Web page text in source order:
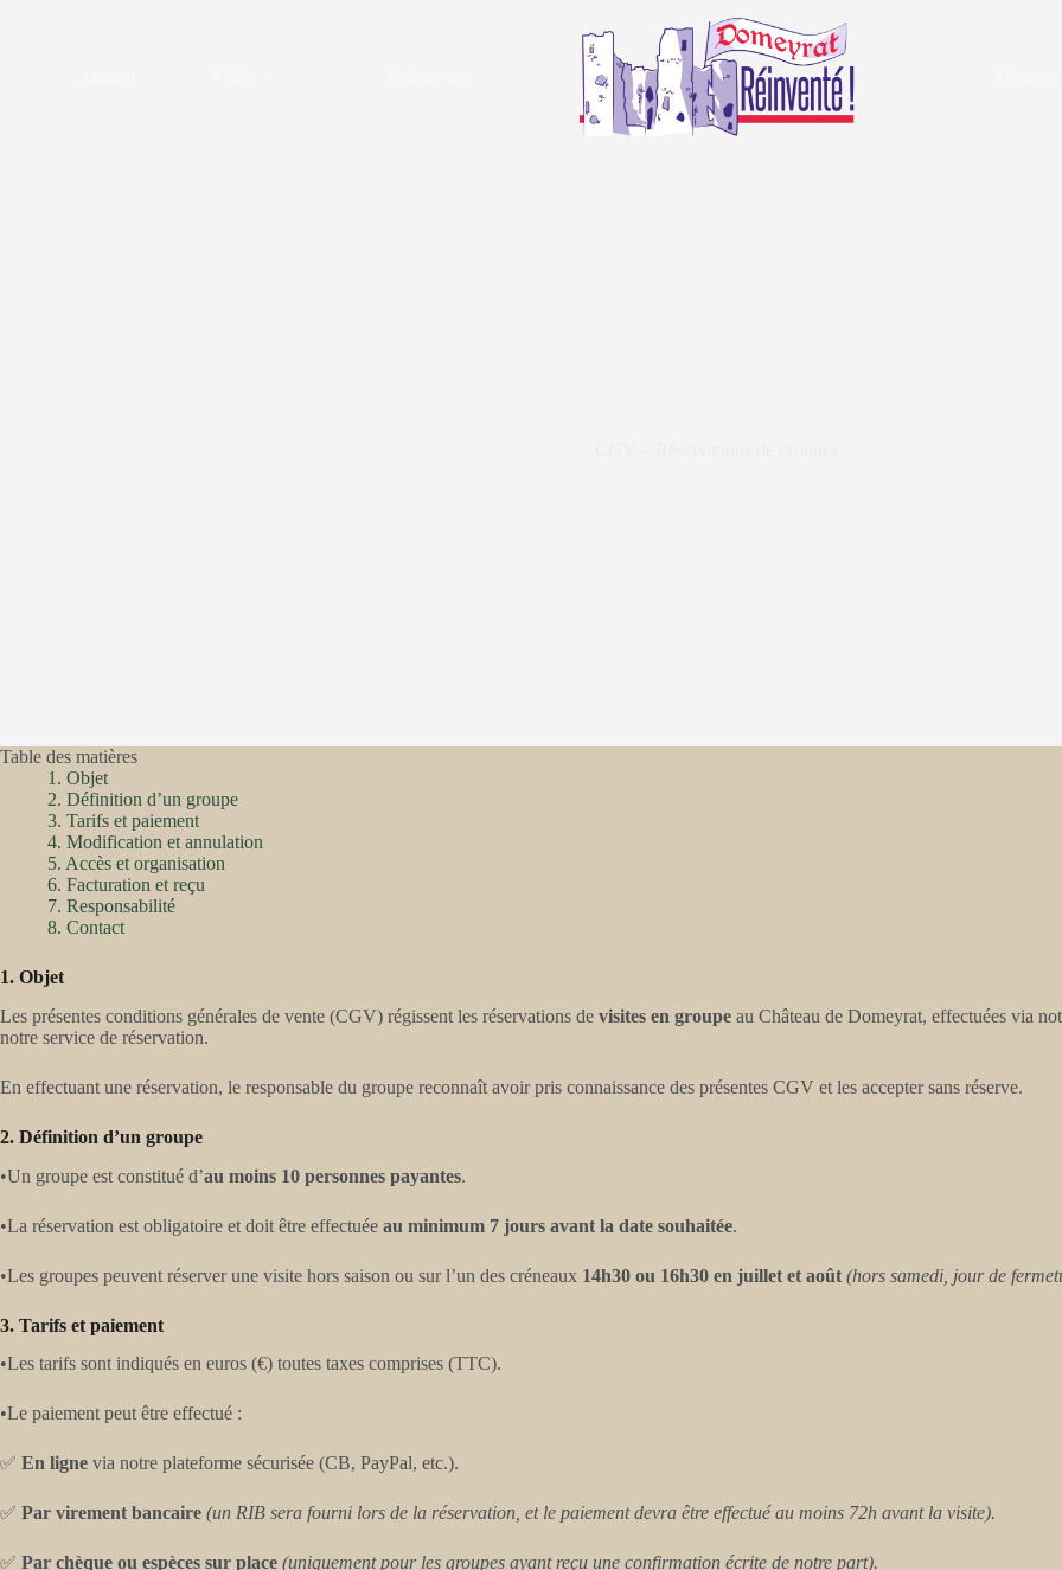
Table des matières
1. Objet
2. Définition d’un groupe
3. Tarifs et paiement
4. Modification et annulation
5. Accès et organisation
6. Facturation et reçu
7. Responsabilité
8. Contact
1. Objet
Les présentes conditions générales de vente (CGV) régissent les réservations de visites en groupe au Château de Domeyrat, effectuées via
notre service de réservation.
En effectuant une réservation, le responsable du groupe reconnaît avoir pris connaissance des présentes CGV et les accepter sans réserve.
2. Définition d’un groupe
•Un groupe est constitué d’au moins 10 personnes payantes.
•La réservation est obligatoire et doit être effectuée au minimum 7 jours avant la date souhaitée.
•Les groupes peuvent réserver une visite hors saison ou sur l’un des créneaux 14h30 ou 16h30 en juillet et août (hors samedi, jour de
3. Tarifs et paiement
•Les tarifs sont indiqués en euros (€) toutes taxes comprises (TTC).
•Le paiement peut être effectué :
✅ En ligne via notre plateforme sécurisée (CB, PayPal, etc.).
✅ Par virement bancaire (un RIB sera fourni lors de la réservation, et le paiement devra être effectué au moins 72h avant la visite).
✅ Par chèque ou espèces sur place (uniquement pour les groupes ayant reçu une confirmation écrite de notre part).